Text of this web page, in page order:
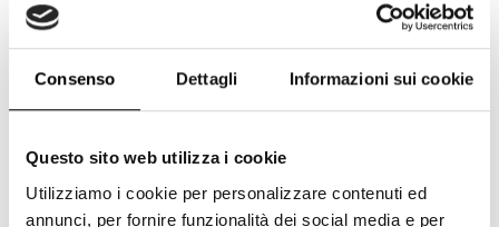
Consenso Dettagli Informazioni sui cookie
Questo sito web utilizza i cookie
Utilizziamo i cookie per personalizzare contenuti ed
annunci, per fornire funzionalità dei social media e per
Tutti i design di prodotto Lexar sono sottoposti a test
approfonditi nei laboratori di qualità Lexar, strutture con più
compatibilità e affidabilità.
Compresi nella confezioni connettori doppi USB tipo C e
USB tipo A
Prestazioni USB 3.1 ad alta velocità per memorizzare e